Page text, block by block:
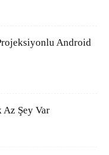
Android
Az Şey Var